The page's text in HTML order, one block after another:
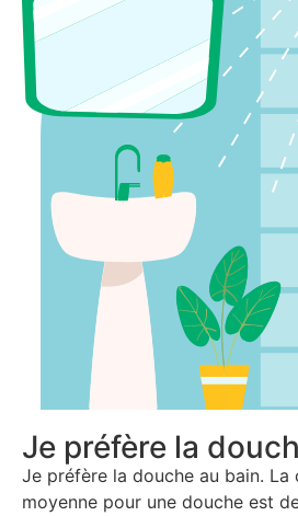
Je préfère la
Je préfère la douche au bain. La
moyenne pour une douche est